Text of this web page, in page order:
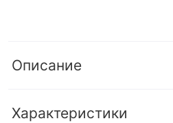
Описание
Характеристики